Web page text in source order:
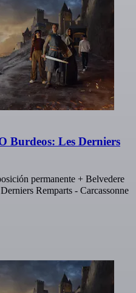
Burdeos: Les Derniers
permanente + Belvedere
Remparts - Carcassonne